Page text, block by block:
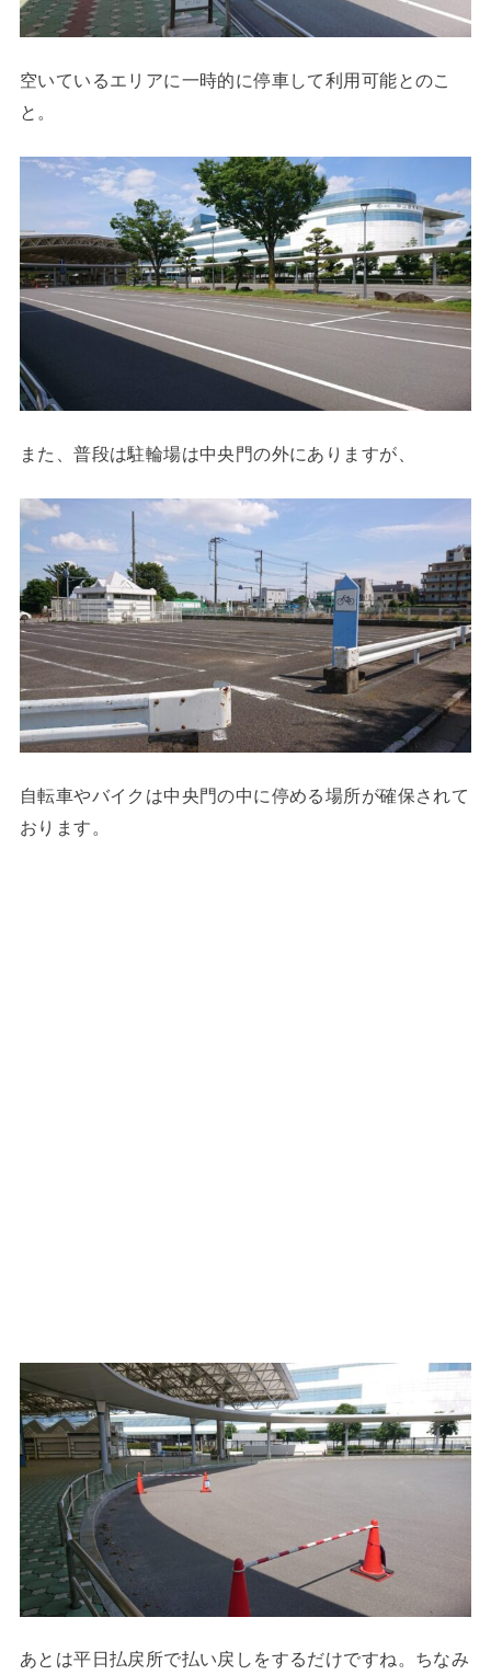
空いているエリアに一時的に停車して利用可能とのこ
と。
また、普段は駐輪場は中央門の外にありますが、
自転車やバイクは中央門の中に停める場所が確保されて
おります。
あとは平日払戻所で払い戻しをするだけですね。ちなみ